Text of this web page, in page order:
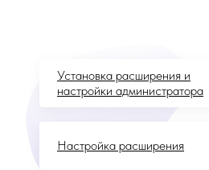
Настройка расширения
Установка расширения и
настройки администратора